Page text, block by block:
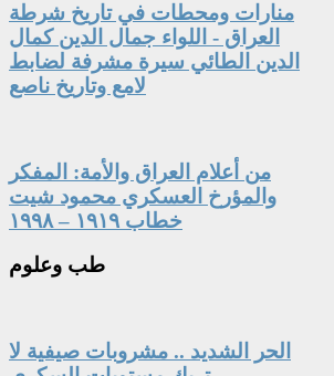
منارات ومحطات في تاريخ شرطة
العراق - اللواء جمال الدين كمال
الدين الطائي سيرة مشرفة لضابط
لامع وتاريخ ناصع
من أعلام العراق والأمة: المفكر
والمؤرخ العسكري محمود شيت
خطاب ١٩١٩ – ١٩٩٨
طب وعلوم
الحر الشديد .. مشروبات صيفية لا